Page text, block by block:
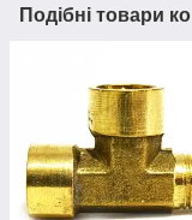
Подібні товари